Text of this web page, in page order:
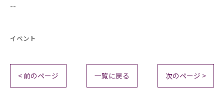
--
イベント
< 前のページ 一覧に戻る 次のページ >